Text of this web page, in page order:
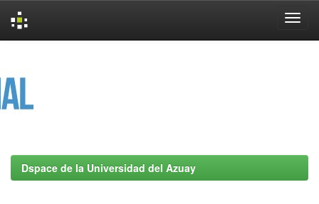
Dspace de la Universidad del Azuay